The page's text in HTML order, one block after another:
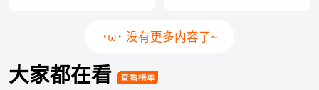
･ω･ 没有更多内容了~
大家都在看